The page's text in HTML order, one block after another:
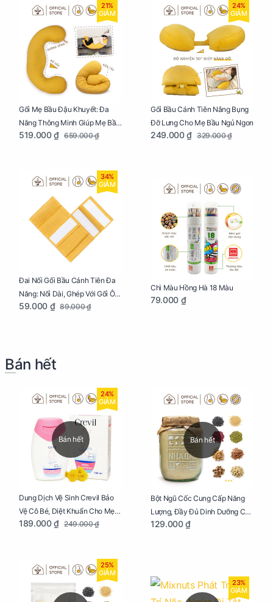
21%
GIẢM
Gối Mẹ Bầu Đậu Khuyết: Đa
Năng Thông Minh Giúp Mẹ Bầu
Ngủ Ngon, Cho Bé Bú Sau Sinh
519.000 ₫ 659.000 ₫
24%
GIẢM
Gối Bầu Cánh Tiên Nâng Bụng
Đỡ Lưng Cho Mẹ Bầu Ngủ Ngon
249.000 ₫ 329.000 ₫
34%
GIẢM
Đai Nối Gối Bầu Cánh Tiên Đa
Năng: Nối Dài, Ghép Với Gối Ôm
Dễ Dàng
59.000 ₫ 89.000 ₫
Chì Màu Hồng Hà 18 Màu
79.000 ₫
Bán hết
Bán hết
24%
GIẢM
Dung Dịch Vệ Sinh Crevil Bảo
Vệ Cô Bé, Diệt Khuẩn Cho Mẹ
Bầu Chai 100ml
189.000 ₫ 249.000 ₫
Bán hết
Bột Ngũ Cốc Cung Cấp Năng
Lượng, Đầy Đủ Dinh Dưỡng Cho
Mẹ Bầu Hũ 250g
129.000 ₫
25%
GIẢM
23%
GIẢM